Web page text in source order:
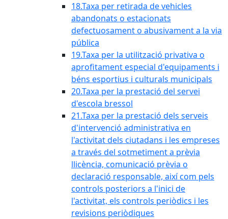
18.Taxa per retirada de vehicles
abandonats o estacionats
defectuosament o abusivament a la via
pública
19.Taxa per la utilització privativa o
aprofitament especial d'equipaments i
béns esportius i culturals municipals
20.Taxa per la prestació del servei
d'escola bressol
21.Taxa per la prestació dels serveis
d'intervenció administrativa en
l'activitat dels ciutadans i les empreses
a través del sotmetiment a prèvia
llicència, comunicació prèvia o
declaració responsable, així com pels
controls posteriors a l'inici de
l'activitat, els controls periòdics i les
revisions periòdiques